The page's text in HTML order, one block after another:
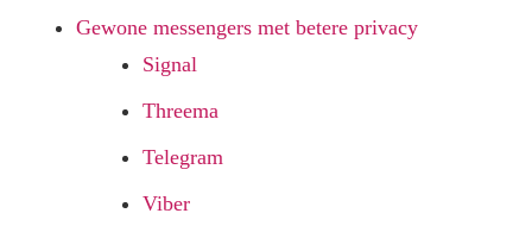
Gewone messengers met betere privacy
Signal
Threema
Telegram
Viber